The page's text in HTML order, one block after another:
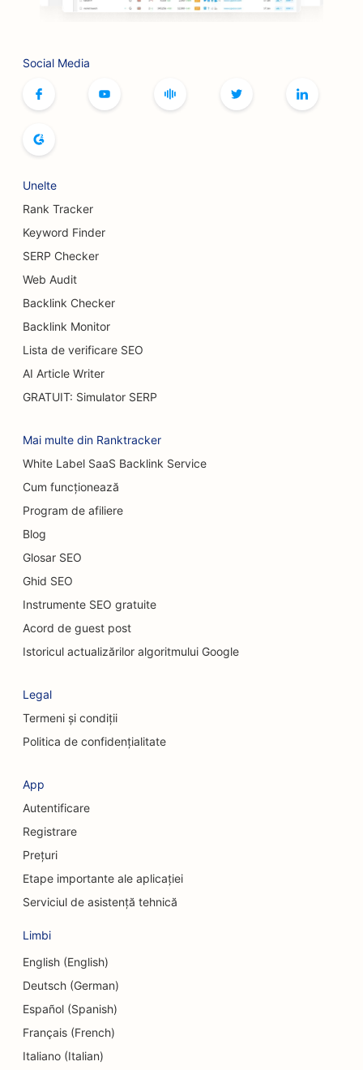
SEO pentru fabricile de bere
SEO pentru serviciile de augmentare mamară
SEO pentru Burger Trucks
SEO pentru chirurgi pentru arși
SEO pentru cafenele
SEO pentru restaurantele Casual Dining
SEO pentru spălătoriile auto
SEO pentru dealerii auto
SEO pentru serviciile de curățenie
SEO pentru servicii de peeling chimic
SEO pentru magazinele de prăjituri
SEO pentru chirurgi craniofaciali
SEO pentru firmele de consultanță
SEO pentru delicatese
SEO pentru serviciile de consiliere privind datoriile
SEO pentru servicii de dermabraziune
SEO pentru centrele de îngrijire de zi
SEO pentru clinicile stomatologice
SEO pentru magazinele de detalii
Social Media
Unelte
Rank Tracker
Keyword Finder
SERP Checker
Web Audit
Backlink Checker
Backlink Monitor
Lista de verificare SEO
AI Article Writer
GRATUIT: Simulator SERP
Mai multe din Ranktracker
White Label SaaS Backlink Service
Cum funcționează
Program de afiliere
Blog
Glosar SEO
Ghid SEO
Instrumente SEO gratuite
Acord de guest post
Istoricul actualizărilor algoritmului Google
Legal
Termeni și condiții
Politica de confidențialitate
App
Autentificare
Registrare
Prețuri
Etape importante ale aplicației
Serviciul de asistență tehnică
Limbi
English (English)
Deutsch (German)
Español (Spanish)
Français (French)
Italiano (Italian)